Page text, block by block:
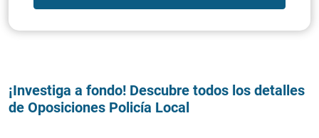
¡Investiga a fondo! Descubre todos los detalles
de Oposiciones Policía Local